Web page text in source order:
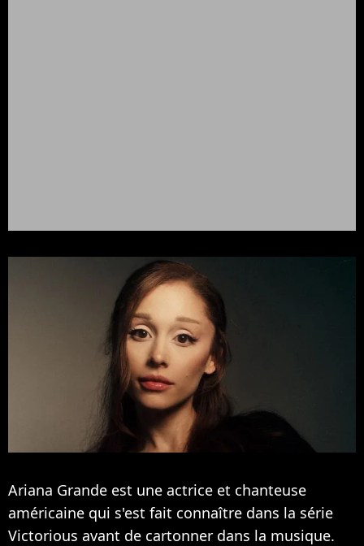
Ariana Grande est une actrice et chanteuse
américaine qui s'est fait connaître dans la série
Victorious avant de cartonner dans la musique.